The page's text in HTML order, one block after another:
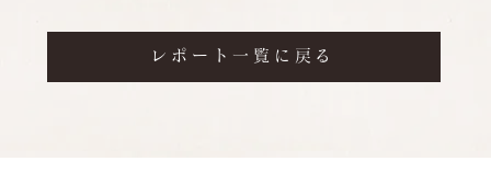
レポート一覧に戻る